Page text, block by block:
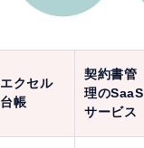
エクセル
台帳
契約書管
理のSaaS
サービス